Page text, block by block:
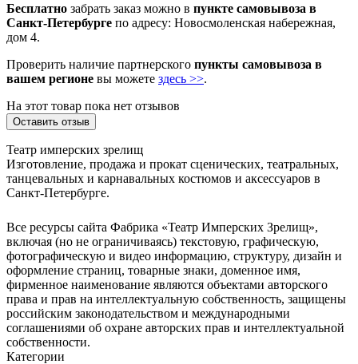
Бесплатно забрать заказ можно в пункте самовывоза в
Санкт-Петербурге по адресу: Новосмоленская набережная,
дом 4.
Проверить наличие партнерского пункты самовывоза в
вашем регионе вы можете здесь >>.
На этот товар пока нет отзывов
Оставить отзыв
Театр имперских зрелищ
Изготовление, продажа и прокат сценических, театральных,
танцевальных и карнавальных костюмов и аксессуаров в
Санкт-Петербурге.
Все ресурсы сайта Фабрика «Театр Имперских Зрелищ»,
включая (но не ограничиваясь) текстовую, графическую,
фотографическую и видео информацию, структуру, дизайн и
оформление страниц, товарные знаки, доменное имя,
фирменное наименование являются объектами авторского
права и прав на интеллектуальную собственность, защищены
российским законодательством и международными
соглашениями об охране авторских прав и интеллектуальной
собственности.
Категории